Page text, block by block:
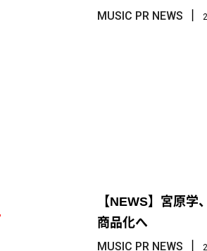
MUSIC PR NEWS
【NEWS】宮原学
商品化へ
MUSIC PR NEWS